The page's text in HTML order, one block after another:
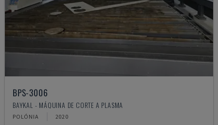
BPS-3006
BAYKAL - MÁQUINA DE CORTE A PLASMA
POLÓNIA 2020